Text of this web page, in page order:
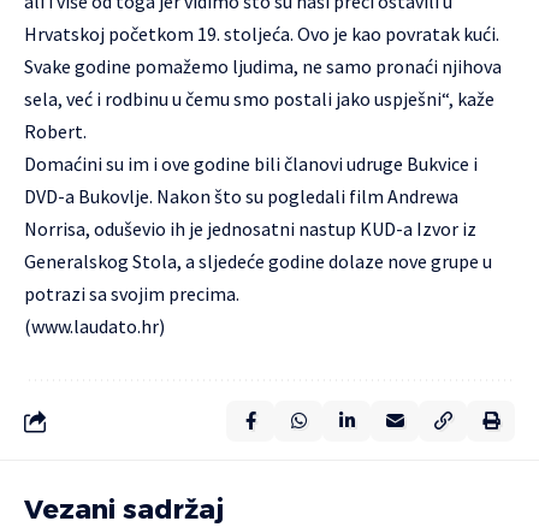
Hrvatskoj početkom 19. stoljeća. Ovo je kao povratak kući.
Svake godine pomažemo ljudima, ne samo pronaći njihova
sela, već i rodbinu u čemu smo postali jako uspješni“, kaže
Robert.
Domaćini su im i ove godine bili članovi udruge Bukvice i
DVD-a Bukovlje. Nakon što su pogledali film Andrewa
Norrisa, oduševio ih je jednosatni nastup KUD-a Izvor iz
Generalskog Stola, a sljedeće godine dolaze nove grupe u
potrazi sa svojim precima.
(www.laudato.hr)
Vezani sadržaj